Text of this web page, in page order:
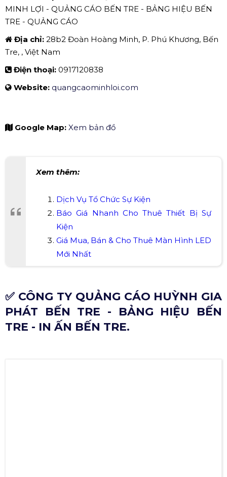
MINH LỢI - QUẢNG CÁO BẾN TRE - BẢNG HIỆU BẾN
TRE - QUẢNG CÁO
Địa chỉ: 28b2 Đoàn Hoàng Minh, P. Phú Khương, Bến
Tre, , Việt Nam
Điện thoại: 0917120838
Website: quangcaominhloi.com
Google Map: Xem bản đồ
Xem thêm:
Dịch Vụ Tổ Chức Sự Kiện
Báo Giá Nhanh Cho Thuê Thiết Bị Sự
Kiện
Giá Mua, Bán & Cho Thuê Màn Hình LED
Mới Nhất
✅ CÔNG TY QUẢNG CÁO HUỲNH GIA
PHÁT BẾN TRE - BẢNG HIỆU BẾN
TRE - IN ẤN BẾN TRE.